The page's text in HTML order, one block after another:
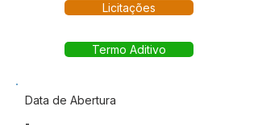
Licitações
Termo Aditivo
Data de Abertura
-